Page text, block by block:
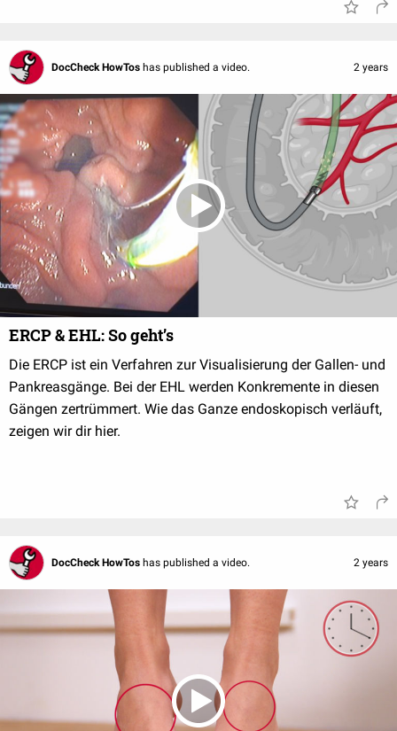
DocCheck HowTos has published a video. 2 years
ERCP & EHL: So geht’s
Die ERCP ist ein Verfahren zur Visualisierung der Gallen- und
Pankreasgänge. Bei der EHL werden Konkremente in diesen
Gängen zertrümmert. Wie das Ganze endoskopisch verläuft,
zeigen wir dir hier.
DocCheck HowTos has published a video. 2 years